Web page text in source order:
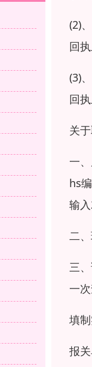
(2)
回
(3)
回
关
一
hs
输
二
三
一
填
报